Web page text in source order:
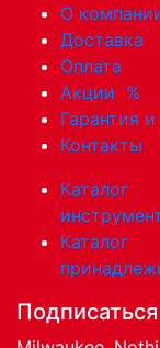
О
Доставка
Оплата
Акции %
Гарантия
Контакты
Каталог
Каталог